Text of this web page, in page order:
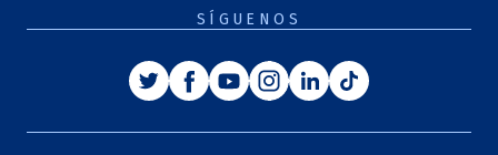
SÍGUENOS
TwitterFacebook
YoutubeInstagram
LinkedinTiktok